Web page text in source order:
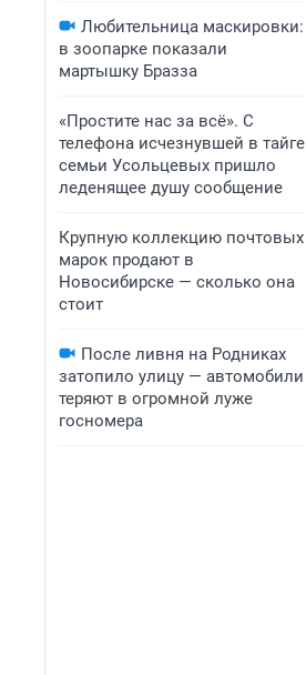
Любительница маскировки:
в зоопарке показали
мартышку Бразза
«Простите нас за всё». С
телефона исчезнувшей в тайге
семьи Усольцевых пришло
леденящее душу сообщение
Крупную коллекцию почтовых
марок продают в
Новосибирске — сколько она
стоит
После ливня на Родниках
затопило улицу — автомобили
теряют в огромной луже
госномера